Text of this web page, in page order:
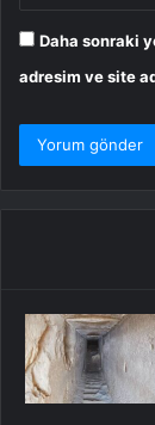
Daha sonraki
adresim ve site